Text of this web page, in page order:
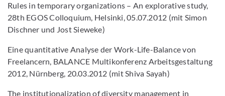
Rules in temporary organizations – An explorative study,
28th EGOS Colloquium, Helsinki, 05.07.2012 (mit Simon
Dischner und Jost Sieweke)
Eine quantitative Analyse der Work-Life-Balance von
Freelancern, BALANCE Multikonferenz Arbeitsgestaltung
2012, Nürnberg, 20.03.2012 (mit Shiva Sayah)
The institutionalization of diversity management in